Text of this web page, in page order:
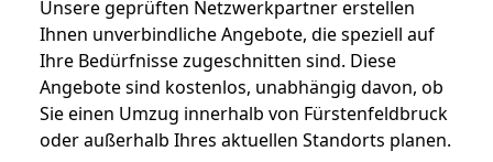
Unsere geprüften Netzwerkpartner erstellen
Ihnen unverbindliche Angebote, die speziell auf
Ihre Bedürfnisse zugeschnitten sind. Diese
Angebote sind kostenlos, unabhängig davon, ob
Sie einen Umzug innerhalb von Fürstenfeldbruck
oder außerhalb Ihres aktuellen Standorts planen.